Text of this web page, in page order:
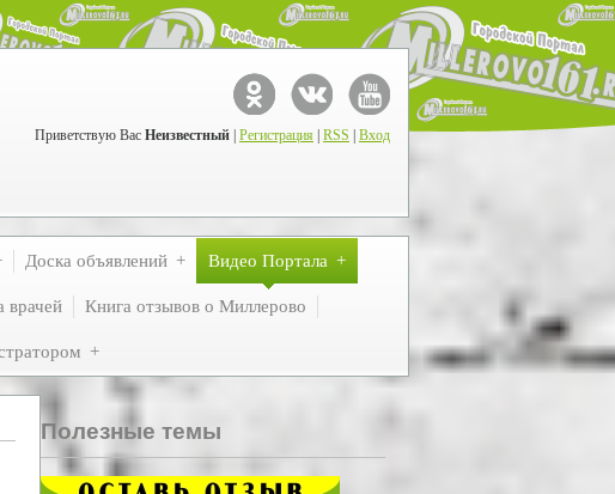
Приветствую Вас Неизвестный Регистрация RSS Вход
Доска объявлений Видео Портала
врачей Книга отзывов о Миллерово
Полезные темы